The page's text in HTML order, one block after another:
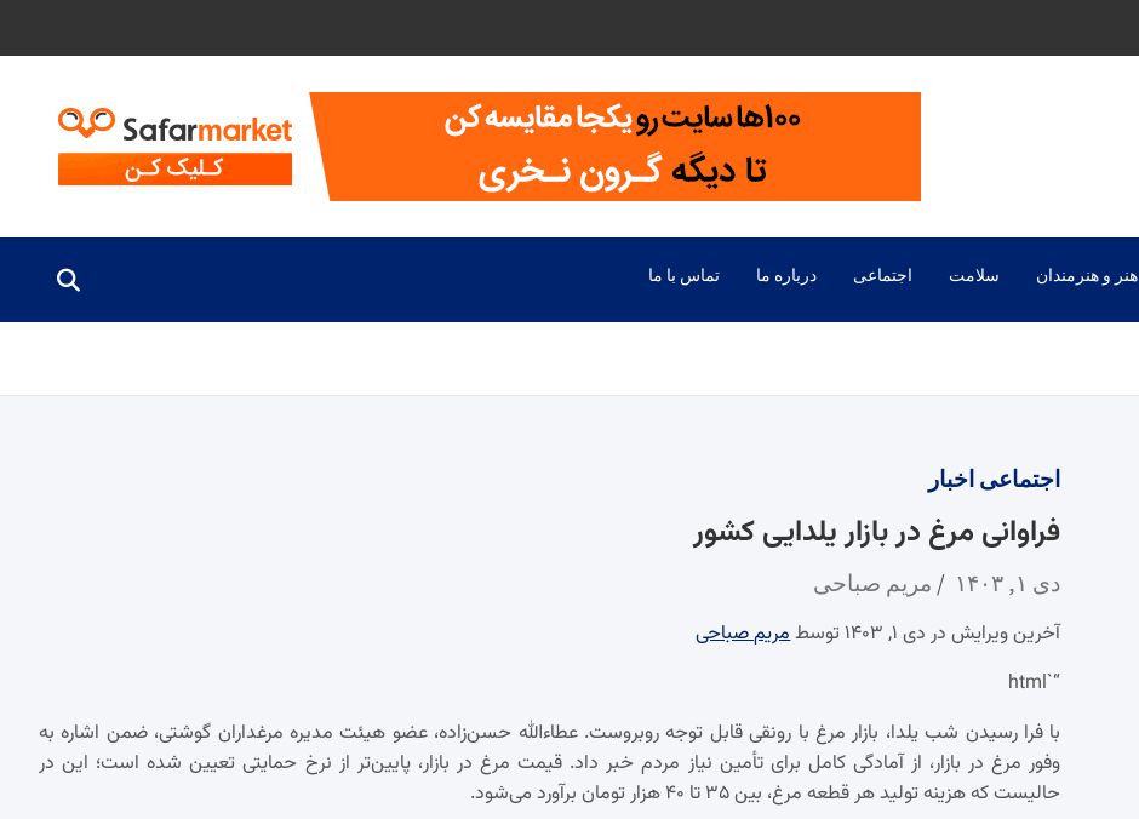
هنر و هنرمندان سلامت اجتماعی درباره ما تماس با ما
اجتماعی اخبار
فراوانی مرغ در بازار یلدایی کشور
دی ۱, ۱۴۰۳ مریم صباحی
آخرین ویرایش در دی ۱, ۱۴۰۳ توسط
مریم صباحی
“`html
با فرا رسیدن شب یلدا، بازار مرغ با رونقی قابل توجه روبروست. عطاءالله حسن‌زاده، عضو هیئت مدیره مرغداران گوشتی، ضمن اشاره به
وفور مرغ در بازار، از آمادگی کامل برای تأمین نیاز مردم خبر داد. قیمت مرغ در بازار، پایین‌تر از نرخ حمایتی تعیین شده است؛ این در
حالیست که هزینه تولید هر قطعه مرغ، بین ۳۵ تا ۴۰ هزار تومان برآورد می‌شود.